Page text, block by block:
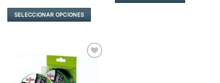
SELECCIONAR OPCIONES